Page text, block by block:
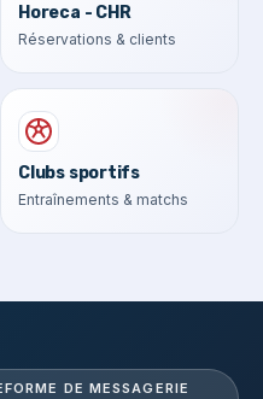
Horeca - CHR
Réservations & clients
Clubs sportifs
Entraînements & matchs
DE MESSAGERIE